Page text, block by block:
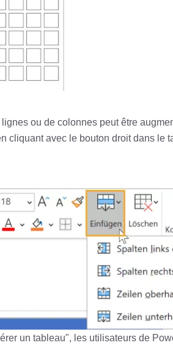
lignes ou de colonnes peut être
cliquant avec le bouton droit dans le
un tableau", les utilisateurs de